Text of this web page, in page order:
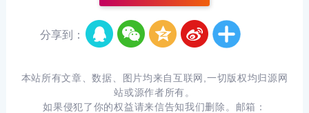
分享到：
本站所有文章、数据、图片均来自互联网,一切版权均归源网
站或源作者所有。
如果侵犯了你的权益请来信告知我们删除。邮箱：